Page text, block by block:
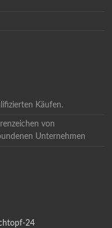
Käufen.
von
Unternehmen
24